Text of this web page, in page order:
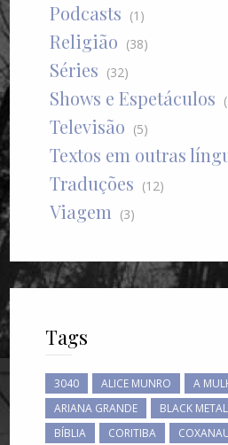
Podcasts (1)
Religião (38)
Séries (32)
Shows e Espetáculos
Televisão (5)
Textos em outras
Traduções (12)
Viagem (3)
Tags
3040 ALICE MUNRO
A
ARIANA GRANDE
BLACK METAL
BÍBLIA
CORITIBA